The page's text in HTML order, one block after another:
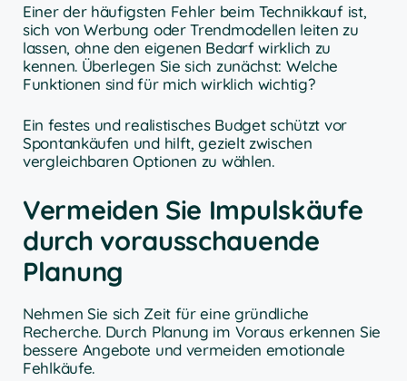
Einer der häufigsten Fehler beim Technikkauf ist,
sich von Werbung oder Trendmodellen leiten zu
lassen, ohne den eigenen Bedarf wirklich zu
kennen. Überlegen Sie sich zunächst: Welche
Funktionen sind für mich wirklich wichtig?
Ein festes und realistisches Budget schützt vor
Spontankäufen und hilft, gezielt zwischen
vergleichbaren Optionen zu wählen.
Vermeiden Sie Impulskäufe
durch vorausschauende
Planung
Nehmen Sie sich Zeit für eine gründliche
Recherche. Durch Planung im Voraus erkennen Sie
bessere Angebote und vermeiden emotionale
Fehlkäufe.